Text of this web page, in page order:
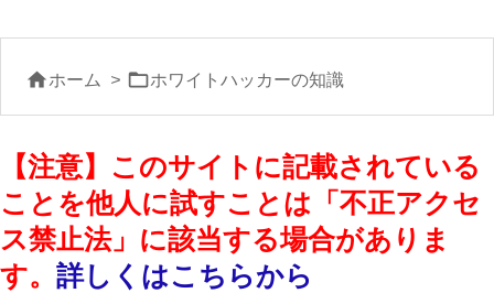

ホーム > ホワイトハッカーの知識
【注意】このサイトに記載されている
ことを他人に試すことは「不正アクセ
ス禁止法」に該当する場合がありま
す。 詳しくはこちらから